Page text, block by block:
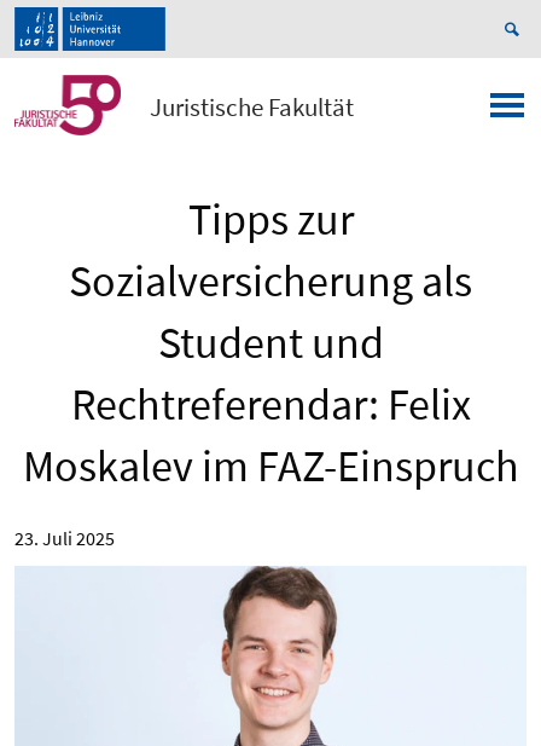
Juristische Fakultät
Tipps zur
Sozialversicherung als
Student und
Rechtreferendar: Felix
Moskalev im FAZ-Einspruch
23. Juli 2025